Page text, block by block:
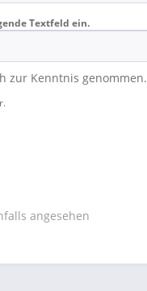
Textfeld ein.
zur Kenntnis genommen.
angesehen